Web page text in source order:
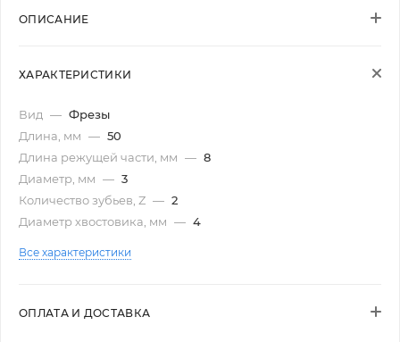
ОПИСАНИЕ
ХАРАКТЕРИСТИКИ
Вид — Фрезы
Длина, мм — 50
Длина режущей части, мм — 8
Диаметр, мм — 3
Количество зубьев, Z — 2
Диаметр хвостовика, мм — 4
Все характеристики
ОПЛАТА И ДОСТАВКА